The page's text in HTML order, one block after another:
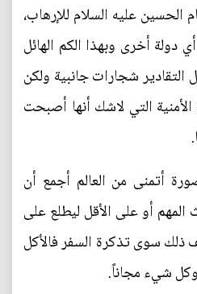
الحسين عليه السلام للإرهاب،
دولة أخرى وبهذا الكم الهائل
شجارات جانبية ولكن
التي لاشك أنها أصبحت
أتمنى من العالم أجمع أن
أو على الأقل ليطلع على
ذلك سوى تذكرة السفر فالأكل
شيء مجاناً.